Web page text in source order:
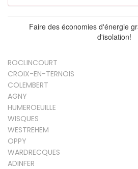
Faire des économies d'énergie
d'isolation!
ROCLINCOURT
CROIX-EN-TERNOIS
COLEMBERT
AGNY
HUMEROEUILLE
WISQUES
WESTREHEM
OPPY
WARDRECQUES
ADINFER